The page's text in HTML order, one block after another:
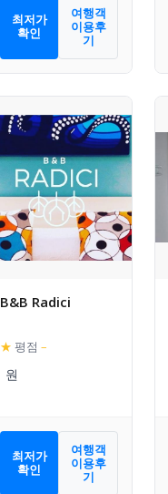
최저가
확인
여행객
이용후
기
B&B Radici
★ 평점 –
최저가
확인
여행객
이용후
기